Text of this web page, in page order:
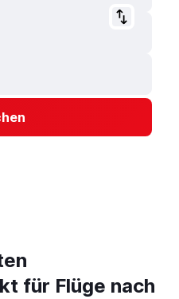
für Flüge nach